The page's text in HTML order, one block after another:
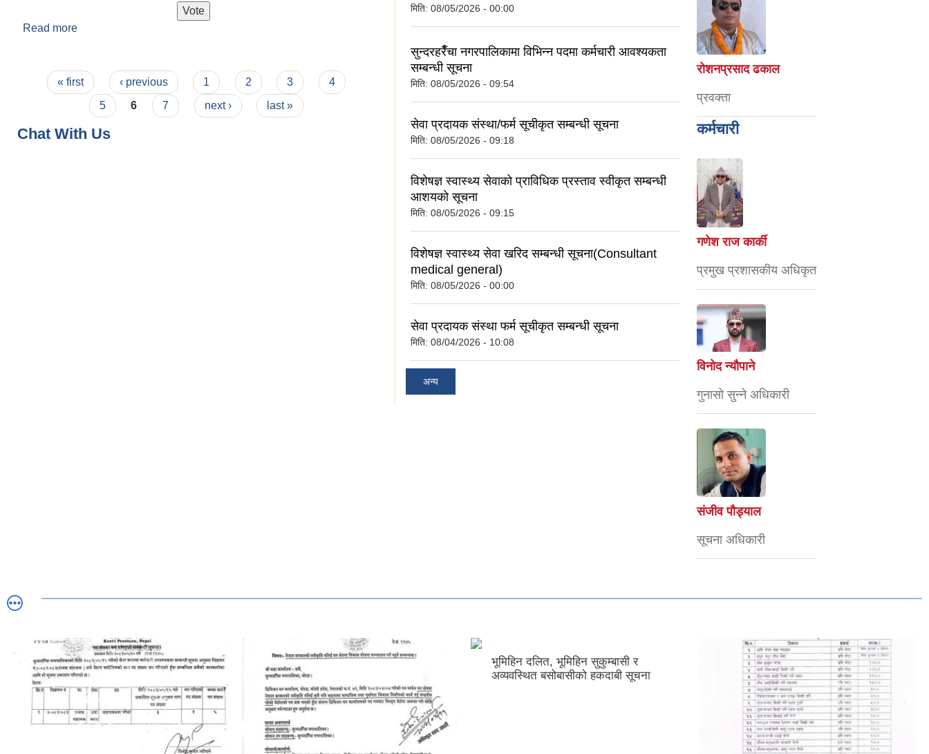
Read more
Pages
« first ‹ previous 1 2 3
4
5
6 7 next › last »
Chat With Us
मिति: 08/05/2026 - 00:00
सुन्दरहरैँचा नगरपालिकामा विभिन्न पदमा कर्मचारी आवश्यकता
सम्बन्धी सूचना
मिति: 08/05/2026 - 09:54
सेवा प्रदायक संस्था/फर्म सूचीकृत सम्बन्धी सूचना
मिति: 08/05/2026 - 09:18
विशेषज्ञ स्वास्थ्य सेवाको प्राविधिक प्रस्ताव स्वीकृत सम्बन्धी
आशयको सूचना
मिति: 08/05/2026 - 09:15
विशेषज्ञ स्वास्थ्य सेवा खरिद सम्बन्धी सूचना(Consultant
medical general)
मिति: 08/05/2026 - 00:00
सेवा प्रदायक संस्था फर्म सूचीकृत सम्बन्धी सूचना
मिति: 08/04/2026 - 10:08
अन्य
रोशनप्रसाद ढकाल
प्रवक्ता
कर्मचारी
गणेश राज कार्की
प्रमुख प्रशासकीय अधिकृत
विनोद न्यौपाने
गुनासो सुन्ने अधिकारी
संजीव पौड्याल
सूचना अधिकारी
भूमिहिन दलित, भूमिहिन सुकुम्बासी र
अव्यवस्थित बसोबासीको हकदाबी सूचना